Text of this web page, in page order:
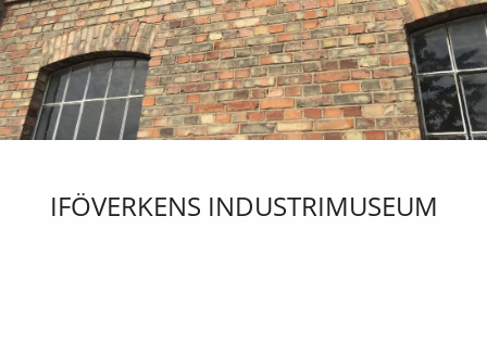
IFÖVERKENS INDUSTRIMUSEUM